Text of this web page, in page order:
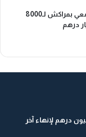
UIR تطلق الفضاء الجامعي بمراكش لـ8000
ابن سينا الجديد بالرباط: 24 مليون درهم لإنهاء آخر